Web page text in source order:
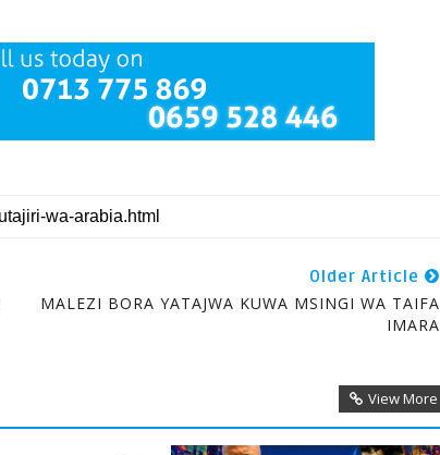
Older Article
MALEZI BORA YATAJWA KUWA MSINGI WA TAIFA
IMARA
View More